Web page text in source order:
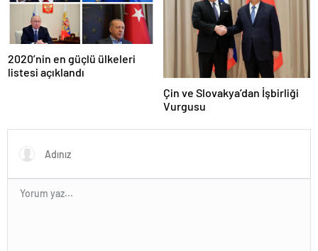
2020’nin en güçlü ülkeleri
listesi açıklandı
Çin ve Slovakya’dan İşbirliği
Vurgusu